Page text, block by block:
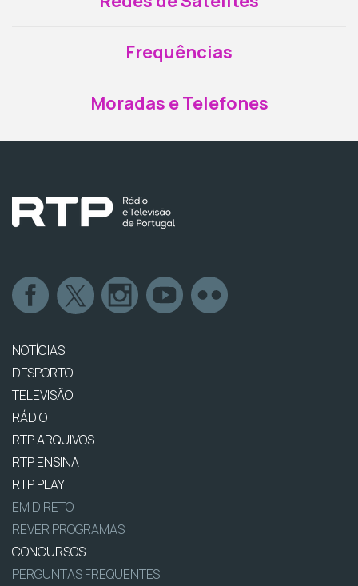
Frequências
Moradas e Telefones
NOTÍCIAS
DESPORTO
TELEVISÃO
RÁDIO
RTP ARQUIVOS
RTP ENSINA
RTP PLAY
EM DIRETO
REVER PROGRAMAS
CONCURSOS
PERGUNTAS FREQUENTES